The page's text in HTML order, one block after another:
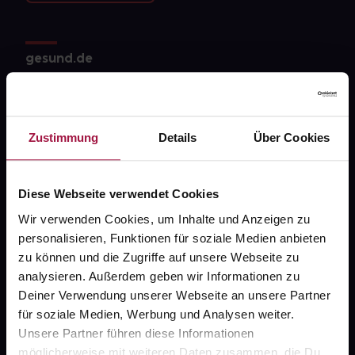
Zustimmung Details Über Cookies
Diese Webseite verwendet Cookies
Wir verwenden Cookies, um Inhalte und Anzeigen zu
personalisieren, Funktionen für soziale Medien anbieten
zu können und die Zugriffe auf unsere Webseite zu
analysieren. Außerdem geben wir Informationen zu
Deiner Verwendung unserer Webseite an unsere Partner
für soziale Medien, Werbung und Analysen weiter.
Unsere Partner führen diese Informationen
möglicherweise mit weiteren Daten zusammen, die Du
gesund.de
gesund-versorger.de
Sanitätshäuser
Datenschutz
AGB